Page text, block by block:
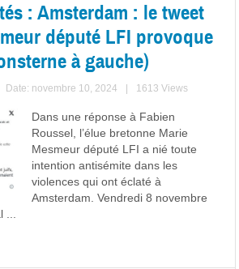
: Amsterdam : le tweet
député LFI provoque
à gauche)
Date: novembre 10, 2024 1613 Views
Dans une réponse à Fabien
Roussel, l’élue bretonne Marie
Mesmeur député LFI a nié toute
intention antisémite dans les
violences qui ont éclaté à
Amsterdam. Vendredi 8 novembre